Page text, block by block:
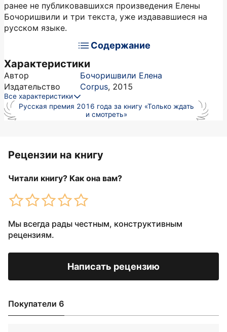
ранее не публиковавшихся произведения Елены
Бочоришвили и три текста, уже издававшиеся на
русском языке.
Содержание
Характеристики
Автор
Бочоришвили Елена
Издательство
Corpus, 2015
Все характеристики
Русская премия 2016 года за книгу «Только ждать
и смотреть»
Рецензии на книгу
Читали книгу? Как она вам?
Мы всегда рады честным, конструктивным
рецензиям.
Написать рецензию
Покупатели 6